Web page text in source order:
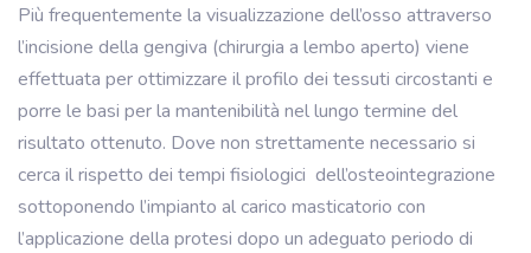
Più frequentemente la visualizzazione dell’osso attraverso
l’incisione della gengiva (chirurgia a lembo aperto) viene
effettuata per ottimizzare il profilo dei tessuti circostanti e
porre le basi per la mantenibilità nel lungo termine del
risultato ottenuto. Dove non strettamente necessario si
cerca il rispetto dei tempi fisiologici dell’osteointegrazione
sottoponendo l’impianto al carico masticatorio con
l’applicazione della protesi dopo un adeguato periodo di